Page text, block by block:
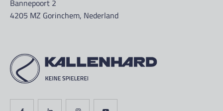
Bannepoort 2
4205 MZ Gorinchem, Nederland